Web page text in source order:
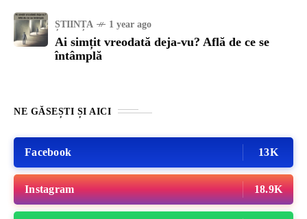
ȘTIINȚA 1 year ago
Ai simțit vreodată deja-vu? Află de ce se
întâmplă
NE GĂSEȘTI ȘI AICI
Facebook 13K
Instagram 18.9K